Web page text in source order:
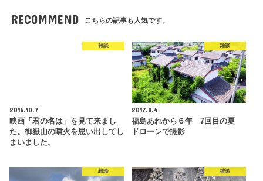
RECOMMEND こちらの記事も人気です。
雑談
2016.10.7
映画「君の名は」を見て来まし
た。御嶽山の噴火を思い出してし
まいました。
雑談
2017.8.4
福島あれから６年 7回目の夏
ドローンで撮影
雑談 雑談